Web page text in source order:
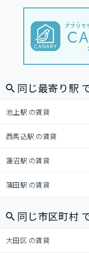
同じ最寄り駅
池上駅 の賃貸
西馬込駅 の賃貸
蓮沼駅 の賃貸
蒲田駅 の賃貸
同じ市区町村
大田区 の賃貸